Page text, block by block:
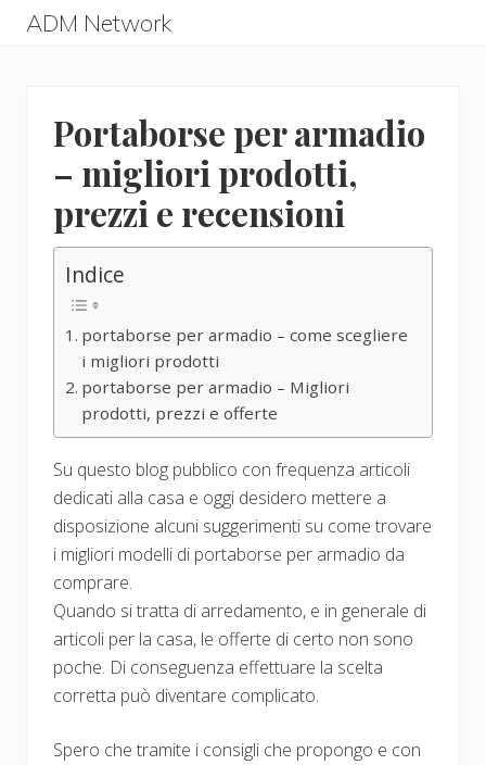
MenuADM Network
Portaborse per armadio
– migliori prodotti,
prezzi e recensioni
Indice
portaborse per armadio – come scegliere
i migliori prodotti
portaborse per armadio – Migliori
prodotti, prezzi e offerte
Su questo blog pubblico con frequenza articoli
dedicati alla casa e oggi desidero mettere a
disposizione alcuni suggerimenti su come trovare
i migliori modelli di portaborse per armadio da
comprare.
Quando si tratta di arredamento, e in generale di
articoli per la casa, le offerte di certo non sono
poche. Di conseguenza effettuare la scelta
corretta può diventare complicato.
Spero che tramite i consigli che propongo e con